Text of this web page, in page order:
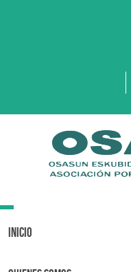
Toggle
Inicio